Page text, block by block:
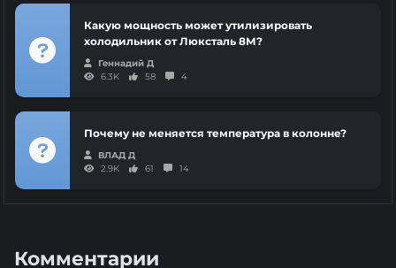
Какую мощность может утилизировать
холодильник от Люксталь 8М?
Геннадий Д
6.3K
58 4
Почему не меняется температура в колонне?
ВЛАД Д
2.9K
61 14
Комментарии